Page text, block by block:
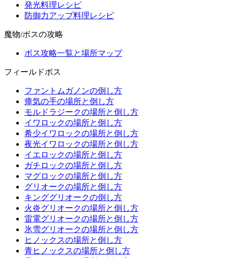
発光料理レシピ
防御力アップ料理レシピ
魔物/ボスの攻略
ボス攻略一覧と場所マップ
フィールドボス
ファントムガノンの倒し方
瘴気の手の場所と倒し方
モルドラジークの場所と倒し方
イワロックの場所と倒し方
希少イワロックの場所と倒し方
夜光イワロックの場所と倒し方
イエロックの場所と倒し方
ガチロックの場所と倒し方
マグロックの場所と倒し方
グリオークの場所と倒し方
キンググリオークの倒し方
火炎グリオークの場所と倒し方
雷電グリオークの場所と倒し方
氷雪グリオークの場所と倒し方
ヒノックスの場所と倒し方
青ヒノックスの場所と倒し方